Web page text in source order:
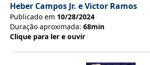
Heber Campos Jr. e Victor Ramos
Publicado em 10/28/2024
Duração aproximada: 68min
Clique para ler e ouvir